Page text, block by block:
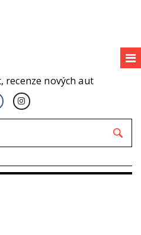
recenze nových aut